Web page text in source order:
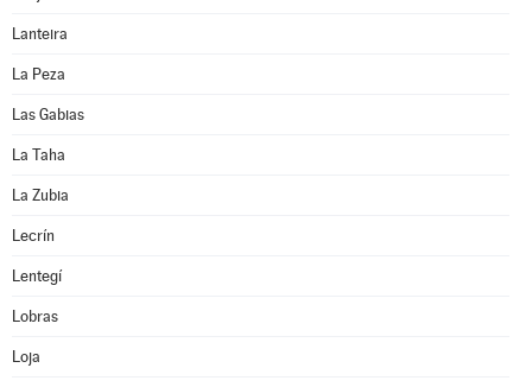
Lanteira
La Peza
Las Gabias
La Taha
La Zubia
Lecrín
Lentegí
Lobras
Loja